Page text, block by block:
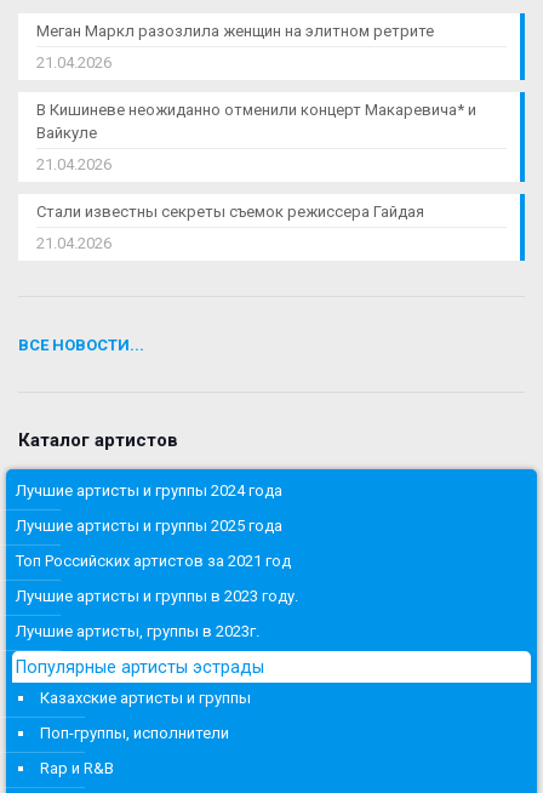
Меган Маркл разозлила женщин на элитном ретрите
21.04.2026
В Кишиневе неожиданно отменили концерт Макаревича* и
Вайкуле
21.04.2026
Стали известны секреты съемок режиссера Гайдая
21.04.2026
ВСЕ НОВОСТИ...
Каталог артистов
Лучшие артисты и группы 2024 года
Лучшие артисты и группы 2025 года
Топ Российских артистов за 2021 год
Лучшие артисты и группы в 2023 году.
Лучшие артисты, группы в 2023г.
Популярные артисты эстрады
Казахские артисты и группы
Поп-группы, исполнители
Rap и R&B